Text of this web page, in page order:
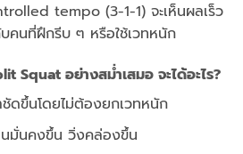
tempo (3-1-1) จะเห็นผลเร็ว
คนที่ฝึกรีบ ๆ หรือใช้เวทหนัก
อย่างสม่ำเสมอ จะได้อะไร?
ดขึ้นโดยไม่ต้องยกเวทหนัก
มั่นคงขึ้น วิ่งคล่องขึ้น